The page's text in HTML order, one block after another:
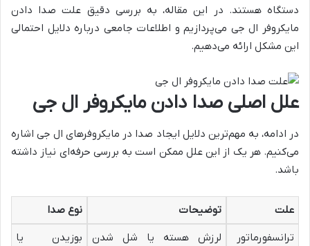
دستگاه هستند. در این مقاله، به بررسی دقیق علت صدا دادن
مایکروفر ال جی می‌پردازیم و اطلاعات جامعی درباره دلایل احتمالی
این مشکل ارائه می‌دهیم.
علل اصلی صدا دادن مایکروفر ال جی
در ادامه، به مهم‌ترین دلایل ایجاد صدا در مایکروفرهای ال جی اشاره
می‌کنیم. هر یک از این علل ممکن است به بررسی حرفه‌ای نیاز داشته
باشد.
علت توضیحات
نوع صدا
ترانسفورماتور
لرزش هسته یا شل شدن
بوزیدن یا